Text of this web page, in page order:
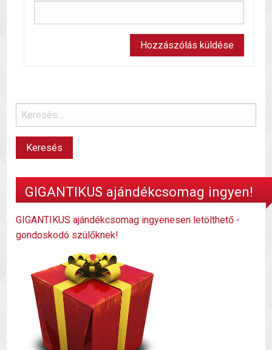
GIGANTIKUS ajándékcsomag ingyen!
GIGANTIKUS ajándékcsomag ingyenesen letölthető -
gondoskodó szülőknek!